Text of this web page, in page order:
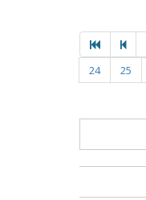
24
25